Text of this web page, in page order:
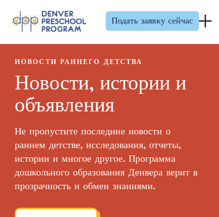
Подать заявку сейчас
НОВОСТИ РАННЕГО ДЕТСТВА
Новости, истории и
объявления
Не пропустите последние новости о
раннем детстве, исследования, отчеты,
истории и многое другое. Программа
дошкольного образования Денвера верит в
прозрачность и обмен знаниями.